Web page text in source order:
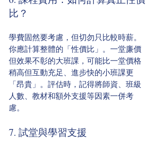
比？
學費固然要考慮，但切勿只比較時薪。
你應計算整體的「性價比」。一堂廉價
但效果不彰的大班課，可能比一堂價格
稍高但互動充足、進步快的小班課更
「昂貴」。評估時，記得將師資、班級
人數、教材和額外支援等因素一併考
慮。
7. 試堂與學習支援